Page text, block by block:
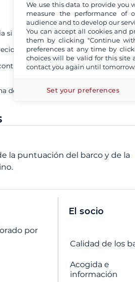
si contrata un patrón profesional
están aseguradas a todo riesgo
nuestro seguro de
de barco no son contractuales
la puntuación del barco y de la
por
El socio
Nombre del
Calidad de los
Acogida e
información
We use this data to provide you
measure the performance of
audience and to develop our
You can accept all cookies and
them by clicking "Continue
preferences at any time by
choices will be valid for this
contact you again until tomorrow.
Set your preferences